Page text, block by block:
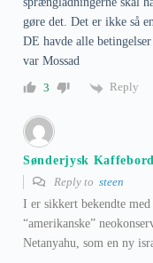
gøre det. Det er ikke så
DE havde alle
var Mossad
3
Reply
Sønderjysk
Reply to steen
I er sikkert bekendte
“amerikanske”
Netanyahu, som en ny